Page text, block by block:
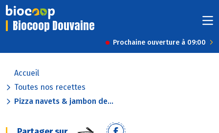
Biocoop Douvaine
Prochaine ouverture à 09:00
Accueil
Toutes nos recettes
Pizza navets & jambon de...